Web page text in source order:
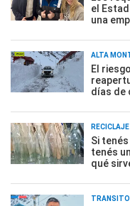
el
una
ALTA
El
días de
RECICLAJE
Si
tenés
qué
TRÁNSITO